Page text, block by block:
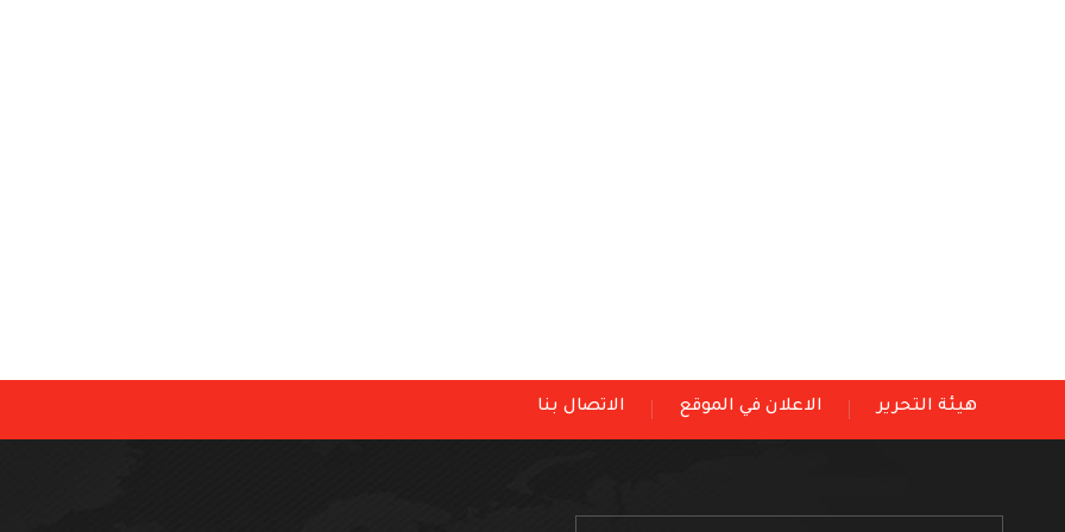
هيئة التحرير الاعلان في الموقع الاتصال بنا